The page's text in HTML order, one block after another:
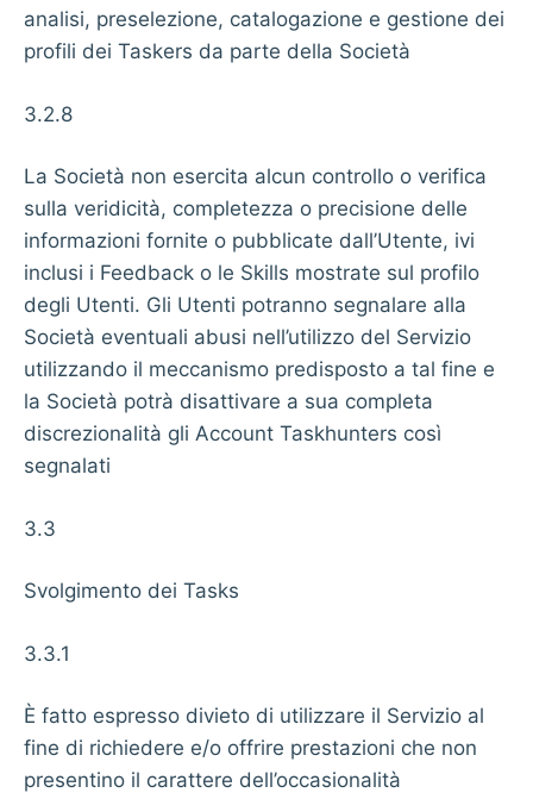
analisi, preselezione, catalogazione e gestione dei
profili dei Taskers da parte della Società
3.2.8
La Società non esercita alcun controllo o verifica
sulla veridicità, completezza o precisione delle
informazioni fornite o pubblicate dall’Utente, ivi
inclusi i Feedback o le Skills mostrate sul profilo
degli Utenti. Gli Utenti potranno segnalare alla
Società eventuali abusi nell’utilizzo del Servizio
utilizzando il meccanismo predisposto a tal fine e
la Società potrà disattivare a sua completa
discrezionalità gli Account Taskhunters così
segnalati
3.3
Svolgimento dei Tasks
3.3.1
È fatto espresso divieto di utilizzare il Servizio al
fine di richiedere e/o offrire prestazioni che non
presentino il carattere dell’occasionalità